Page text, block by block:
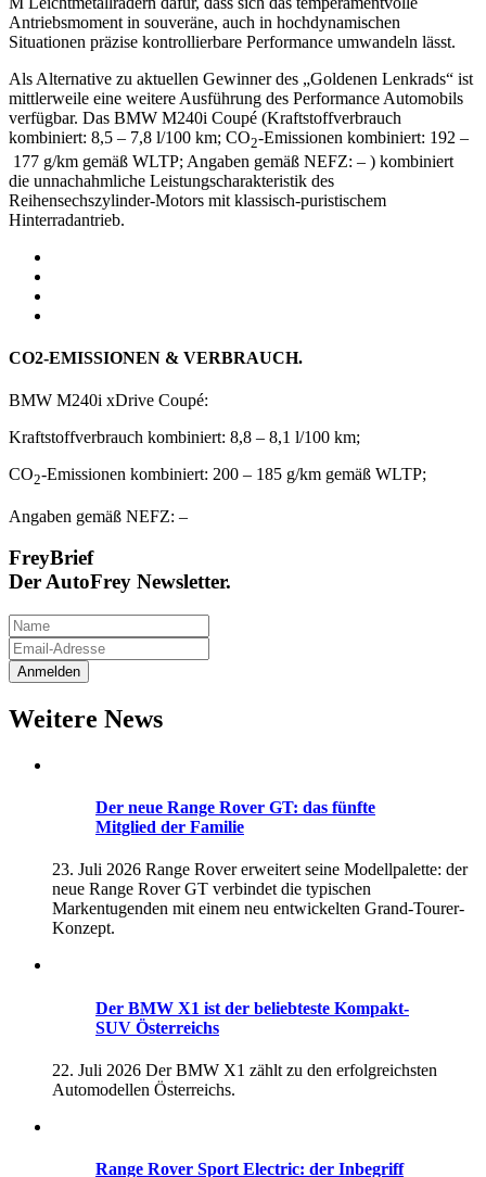
Antriebsmoment in souveräne, auch in hochdynamischen
Situationen präzise kontrollierbare Performance umwandeln lässt.
Als Alternative zu aktuellen Gewinner des „Goldenen Lenkrads“ ist
mittlerweile eine weitere Ausführung des Performance Automobils
verfügbar. Das BMW M240i Coupé (Kraftstoffverbrauch
kombiniert: 8,5 – 7,8 l/100 km; CO2-Emissionen kombiniert: 192 –
177 g/km gemäß WLTP; Angaben gemäß NEFZ: – ) kombiniert
die unnachahmliche Leistungscharakteristik des
Reihensechszylinder-Motors mit klassisch-puristischem
Hinterradantrieb.
CO2-EMISSIONEN & VERBRAUCH.
BMW M240i xDrive Coupé:
Kraftstoffverbrauch kombiniert: 8,8 – 8,1 l/100 km;
CO2-Emissionen kombiniert: 200 – 185 g/km gemäß WLTP;
Angaben gemäß NEFZ: –
FreyBrief
Der AutoFrey Newsletter.
Weitere News
Der neue Range Rover GT: das fünfte
Mitglied der Familie
23. Juli 2026 Range Rover erweitert seine Modellpalette: der
neue Range Rover GT verbindet die typischen
Markentugenden mit einem neu entwickelten Grand-Tourer-
Konzept.
Der BMW X1 ist der beliebteste Kompakt-
SUV Österreichs
22. Juli 2026 Der BMW X1 zählt zu den erfolgreichsten
Automodellen Österreichs.
Range Rover Sport Electric: der Inbegriff